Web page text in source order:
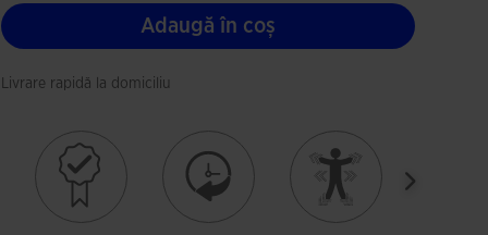
Adaugă în coș
Livrare rapidă la domiciliu